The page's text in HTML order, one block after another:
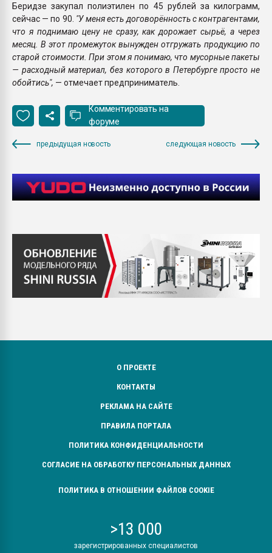
Беридзе закупал полиэтилен по 45 рублей за килограмм,
сейчас — по 90. "У меня есть договорённость с контрагентами,
что я поднимаю цену не сразу, как дорожает сырьё, а через
месяц. В этот промежуток вынужден отгружать продукцию по
старой стоимости. При этом я понимаю, что мусорные пакеты
— расходный материал, без которого в Петербурге просто не
обойтись", — отмечает предприниматель.
Комментировать на
форуме
предыдущая новость следующая новость
О ПРОЕКТЕ
КОНТАКТЫ
РЕКЛАМА НА САЙТЕ
ПРАВИЛА ПОРТАЛА
ПОЛИТИКА КОНФИДЕНЦИАЛЬНОСТИ
СОГЛАСИЕ НА ОБРАБОТКУ ПЕРСОНАЛЬНЫХ ДАННЫХ
ПОЛИТИКА В ОТНОШЕНИИ ФАЙЛОВ COOKIE
>13 000
зарегистрированных специалистов